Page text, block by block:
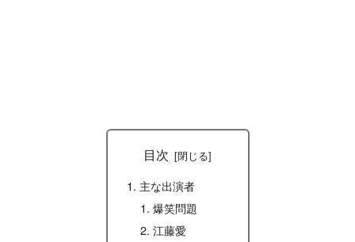
目次
主な出演者
爆笑問題
江藤愛